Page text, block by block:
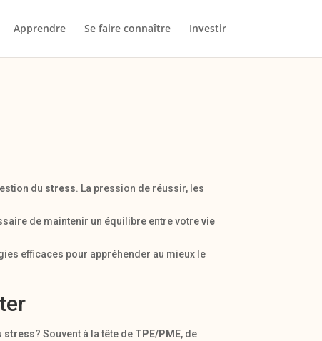
Apprendre Se faire connaître Investir
du stress. La pression de réussir, les
de maintenir un équilibre entre votrevie
efficaces pour appréhender au mieux le
stress? Souvent à la tête de TPE/PME, de